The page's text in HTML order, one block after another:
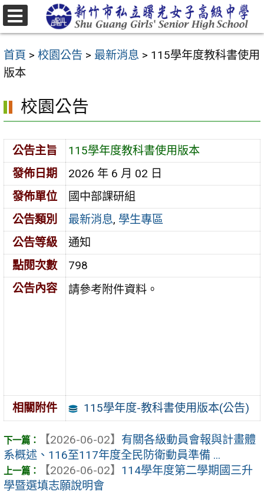
跳
至
要
內
區
首頁 > 校園公告 > 最新消息 > 115學年度教科書使用
版本
校園公告
公告主旨
115學年度教科書使用版本
發佈日期
2026 年 6 月 02 日
發佈單位
國中部課研組
公告類別
最新消息, 學生專區
公告等級
通知
點閱次數
798
公告內容
請參考附件資料。
相關附件 115學年度-教科書使用版本(公告)
【2026-06-02】 有關各級動員會報與計畫體
系概述、116至117年度全民防衛動員準備 ...
【2026-06-02】 114學年度第二學期國三升
學暨選填志願說明會
選
單